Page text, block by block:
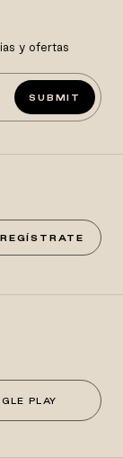
y ofertas
SUBMIT
REGÍSTRATE
PLAY